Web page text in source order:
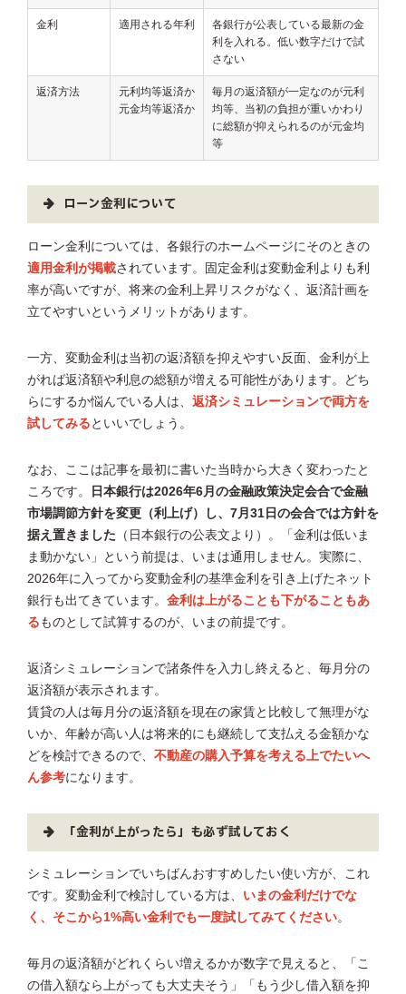
金利 適用される年利
各銀行が公表している最新の金
利を入れる。低い数字だけで試
さない
返済方法
元利均等返済か
元金均等返済か
毎月の返済額が一定なのが元利
均等、当初の負担が重いかわり
に総額が抑えられるのが元金均
等
ローン金利について
ローン金利については、各銀行のホームページにそのときの
適用金利が掲載されています。固定金利は変動金利よりも利
率が高いですが、将来の金利上昇リスクがなく、返済計画を
立てやすいというメリットがあります。
一方、変動金利は当初の返済額を抑えやすい反面、金利が上
がれば返済額や利息の総額が増える可能性があります。どち
らにするか悩んでいる人は、 返済シミュレーションで両方を
試してみる といいでしょう。
なお、ここは記事を最初に書いた当時から大きく変わったと
ころです。
日本銀行は2026年6月の金融政策決定会合で金融
市場調節方針を変更（利上げ）し、7月31日の会合では方針を
据え置きました （日本銀行の公表文より）。「金利は低いま
ま動かない」という前提は、いまは通用しません。実際に、
2026年に入ってから変動金利の基準金利を引き上げたネット
銀行も出てきています。 金利は上がることも下がることもあ
る ものとして試算するのが、いまの前提です。
返済シミュレーションで諸条件を入力し終えると、毎月分の
返済額が表示されます。
賃貸の人は毎月分の返済額を現在の家賃と比較して無理がな
いか、年齢が高い人は将来的にも継続して支払える金額かな
どを検討できるので、 不動産の購入予算を考える上でたいへ
ん参考になります。
「金利が上がったら」も必ず試しておく
シミュレーションでいちばんおすすめしたい使い方が、これ
です。変動金利で検討している方は、 いまの金利だけでな
く、そこから1%高い金利でも一度試してみてください。
毎月の返済額がどれくらい増えるかが数字で見えると、「こ
の借入額なら上がっても大丈夫そう」「もう少し借入額を抑